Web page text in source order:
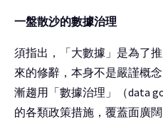
一盤散沙的數據治理
須指出，「大數據」是為了
來的修辭，本身不是嚴謹概
漸趨用「數據治理」（data
的各類政策措施，覆蓋面廣